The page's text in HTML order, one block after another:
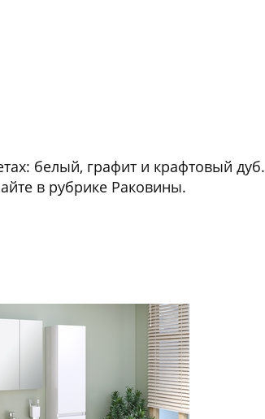
белый, графит и крафтовый дуб.
в рубрике Раковины.